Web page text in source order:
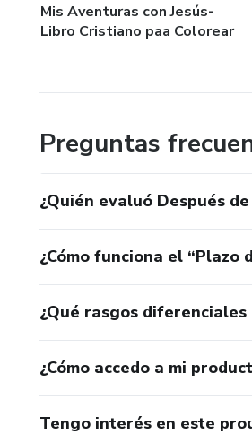
Mis Aventuras con Jesús-
Libro Cristiano paa Colorear
Preguntas
¿Quién evaluó Después
¿Cómo funciona el “Plazo
¿Qué rasgos
¿Cómo accedo a mi
Tengo interés en este